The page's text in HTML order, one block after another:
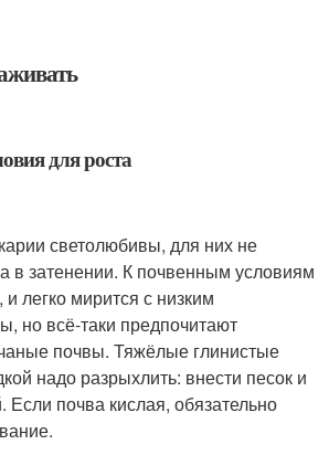
для роста
светолюбивы, для них не
в затенении. К почвенным условиям
легко мирится с низким
но всё-таки предпочитают
почвы. Тяжёлые глинистые
надо разрыхлить: внести песок и
Если почва кислая, обязательно